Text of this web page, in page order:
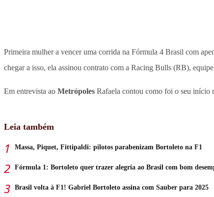
Primeira mulher a vencer uma corrida na Fórmula 4 Brasil com
chegar a isso, ela assinou contrato com a Racing Bulls (RB),
Em entrevista ao Metrópoles Rafaela contou como foi o seu início
Leia também
Massa, Piquet, Fittipaldi: pilotos parabenizam Bortoleto na F1
Fórmula 1: Bortoleto quer trazer alegria ao Brasil com bom
Brasil volta à F1! Gabriel Bortoleto assina com Sauber para 2025